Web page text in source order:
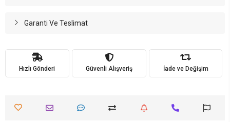
Garanti Ve Teslimat
Hızlı Gönderi Güvenli Alışveriş İade ve Değişim